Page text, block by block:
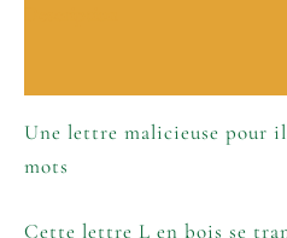
Une lettre malicieuse pour
mots
Cette lettre L en bois se